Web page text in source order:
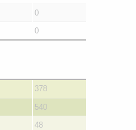
0
0
378
540
48